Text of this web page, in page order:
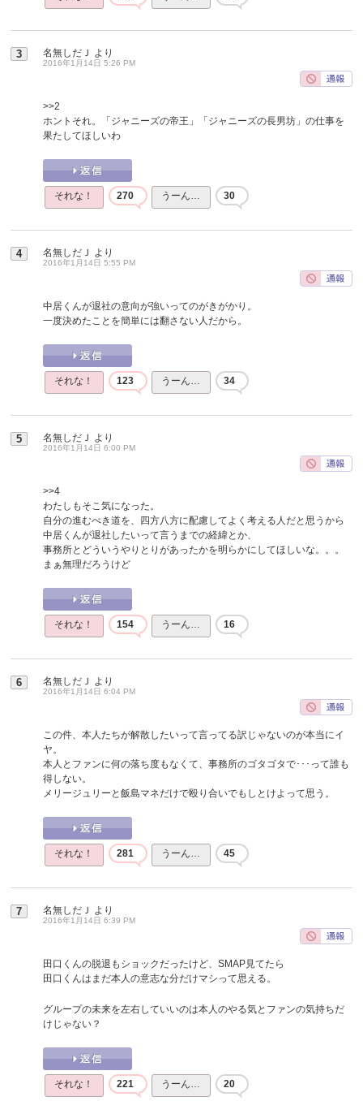
3 名無しだＪ より
2016年1月14日 5:26 PM
>>2
ホントそれ。「ジャニーズの帝王」「ジャニーズの長男坊」の仕事を
果たしてほしいわ
それな！ 270 うーん… 30
4 名無しだＪ より
2016年1月14日 5:55 PM
中居くんが退社の意向が強いってのがきがかり。
一度決めたことを簡単には翻さない人だから。
それな！ 123 うーん… 34
5 名無しだＪ より
2016年1月14日 6:00 PM
>>4
わたしもそこ気になった。
自分の進むべき道を、四方八方に配慮してよく考える人だと思うから
中居くんが退社したいって言うまでの経緯とか、
事務所とどういうやりとりがあったかを明らかにしてほしいな。。。
まぁ無理だろうけど
それな！ 154 うーん… 16
6 名無しだＪ より
2016年1月14日 6:04 PM
この件、本人たちが解散したいって言ってる訳じゃないのが本当にイ
ヤ。
本人とファンに何の落ち度もなくて、事務所のゴタゴタで･･･って誰も
得しない。
メリージュリーと飯島マネだけで殴り合いでもしとけよって思う。
それな！ 281 うーん… 45
7 名無しだＪ より
2016年1月14日 6:39 PM
田口くんの脱退もショックだったけど、SMAP見てたら
田口くんはまだ本人の意志な分だけマシって思える。
グループの未来を左右していいのは本人のやる気とファンの気持ちだ
けじゃない？
それな！ 221 うーん… 20